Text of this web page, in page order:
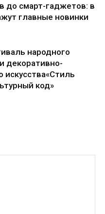
до смарт-гаджетов: в
главные новинки
народного
декоративно-
искусства«Стиль
код»